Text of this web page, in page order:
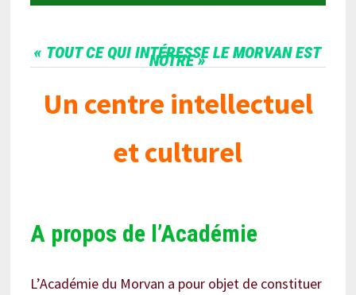
« TOUT CE QUI INTÉRESSE LE MORVAN EST
NÔTRE »
Un centre intellectuel
et culturel
A propos de l’Académie
L’Académie du Morvan a pour objet de constituer